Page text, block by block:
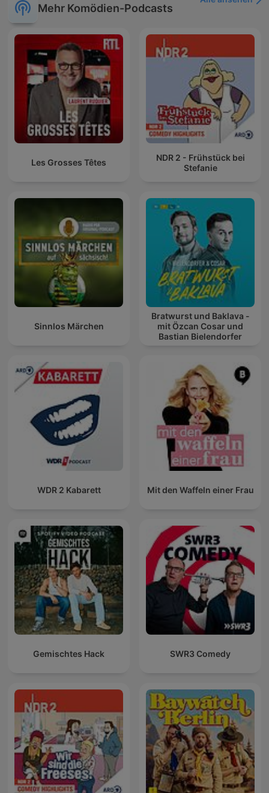
Mehr Komödien-Podcasts
Les Grosses Têtes
NDR 2 - Frühstück bei
Stefanie
Sinnlos Märchen
Bratwurst und Baklava -
mit Özcan Cosar und
Bastian Bielendorfer
WDR 2 Kabarett Mit den Waffeln einer Frau
Gemischtes Hack SWR3 Comedy